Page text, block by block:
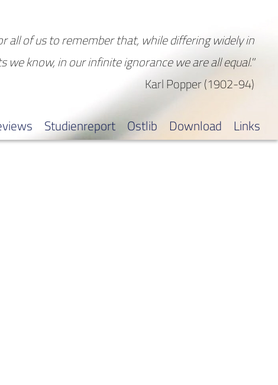
all of us to remember that, while differing widely in
we know, in our infinite ignorance we are all equal."
Karl Popper (1902-94)
Links
Download
Ostlib
Studienreport